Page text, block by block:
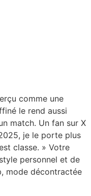
comme une
le rend aussi
match. Un fan sur X
je le porte plus
classe. » Votre
personnel et de
mode décontractée